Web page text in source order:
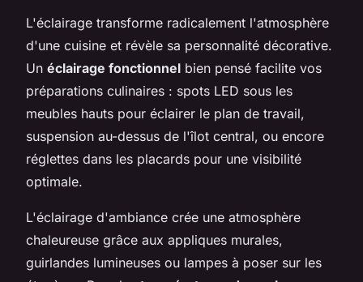
L'éclairage transforme radicalement l'atmosphère
d'une cuisine et révèle sa personnalité décorative.
Un éclairage fonctionnel bien pensé facilite vos
préparations culinaires : spots LED sous les
meubles hauts pour éclairer le plan de travail,
suspension au-dessus de l'îlot central, ou encore
réglettes dans les placards pour une visibilité
optimale.
L'éclairage d'ambiance crée une atmosphère
chaleureuse grâce aux appliques murales,
guirlandes lumineuses ou lampes à poser sur les